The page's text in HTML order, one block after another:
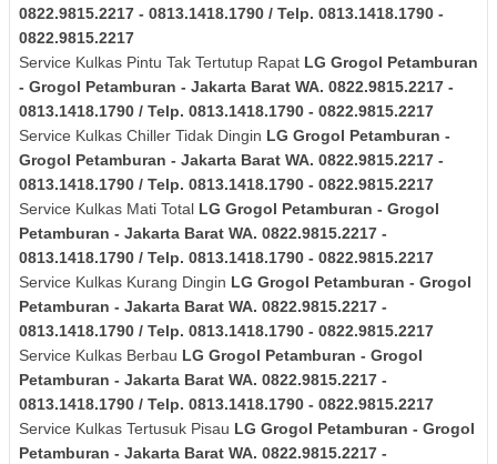
0822.9815.2217 - 0813.1418.1790 / Telp. 0813.1418.1790 -
0822.9815.2217
Service Kulkas Pintu Tak Tertutup Rapat LG Grogol Petamburan
- Grogol Petamburan - Jakarta Barat WA. 0822.9815.2217 -
0813.1418.1790 / Telp. 0813.1418.1790 - 0822.9815.2217
Service Kulkas Chiller Tidak Dingin LG Grogol Petamburan -
Grogol Petamburan - Jakarta Barat WA. 0822.9815.2217 -
0813.1418.1790 / Telp. 0813.1418.1790 - 0822.9815.2217
Service Kulkas Mati Total LG Grogol Petamburan - Grogol
Petamburan - Jakarta Barat WA. 0822.9815.2217 -
0813.1418.1790 / Telp. 0813.1418.1790 - 0822.9815.2217
Service Kulkas Kurang Dingin LG Grogol Petamburan - Grogol
Petamburan - Jakarta Barat WA. 0822.9815.2217 -
0813.1418.1790 / Telp. 0813.1418.1790 - 0822.9815.2217
Service Kulkas Berbau LG Grogol Petamburan - Grogol
Petamburan - Jakarta Barat WA. 0822.9815.2217 -
0813.1418.1790 / Telp. 0813.1418.1790 - 0822.9815.2217
Service Kulkas Tertusuk Pisau LG Grogol Petamburan - Grogol
Petamburan - Jakarta Barat WA. 0822.9815.2217 -